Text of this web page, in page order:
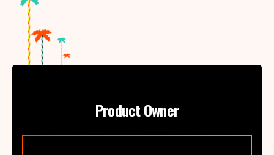
Product Owner